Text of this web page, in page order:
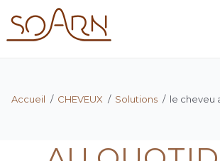
Accueil / CHEVEUX / Solutions / le cheveu